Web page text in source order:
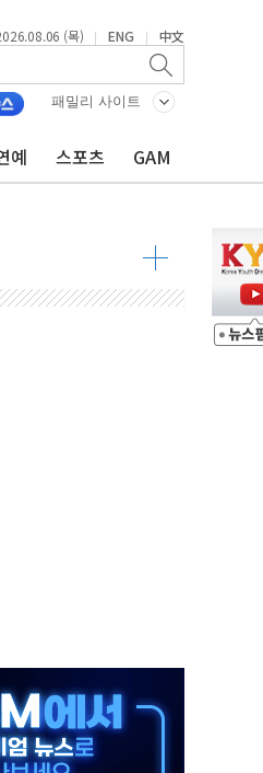
(목) | ENG | 中文
패밀리 사이트
예 스포츠 GAM
전달
, 작년의 3분의 1
수사도 속도
감 가중"